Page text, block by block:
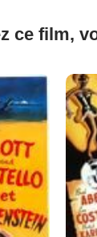
ce film,